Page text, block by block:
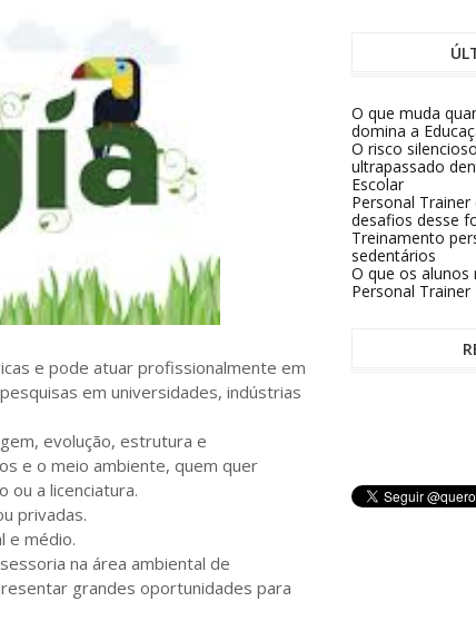
e pode atuar profissionalmente em
em universidades, indústrias
evolução, estrutura e
e o meio ambiente, quem quer
ou a licenciatura.
privadas.
e médio.
na área ambiental de
grandes oportunidades para
O que muda
domina a
O risco
ultrapassado
Escolar
Personal
desafios desse
Treinamento
sedentários
O que os alunos
Personal Trainer